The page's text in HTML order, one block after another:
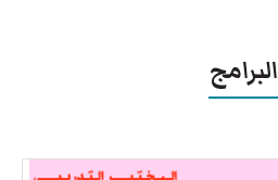
البرامج